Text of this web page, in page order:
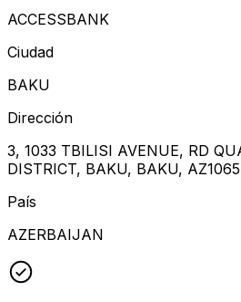
ACCESSBANK
Ciudad
BAKU
Dirección
3, 1033 TBILISI AVENUE, RD
DISTRICT, BAKU, BAKU, AZ1065
País
AZERBAIJAN